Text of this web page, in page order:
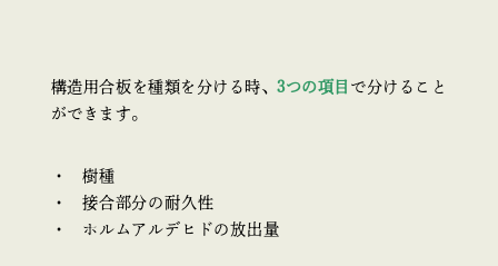
構造用合板を種類を分ける時、3つの項目 で分けること
ができます。
樹種
接合部分の耐久性
ホルムアルデヒドの放出量